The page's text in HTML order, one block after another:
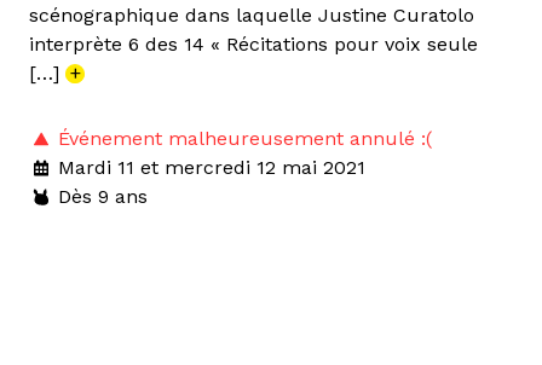
scénographique dans laquelle Justine Curatolo
interprète 6 des 14 « Récitations pour voix seule
[…] +
Événement malheureusement annulé :(
Mardi 11 et mercredi 12 mai 2021
Dès 9 ans